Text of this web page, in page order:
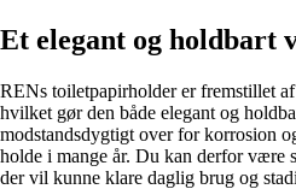
Et elegant og holdbart
RENs toiletpapirholder er fremstillet
hvilket gør den både elegant og
modstandsdygtigt over for korrosion
holde i mange år. Du kan derfor være
der vil kunne klare daglig brug og